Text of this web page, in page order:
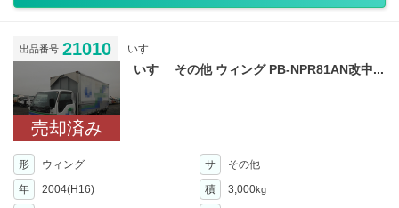
出品番号 21010 いすゞ
売却済み
いすゞ その他 ウィング PB-NPR81AN改中...
形 ウィング サ
その他
年
2004(H16) 積 3,000kg